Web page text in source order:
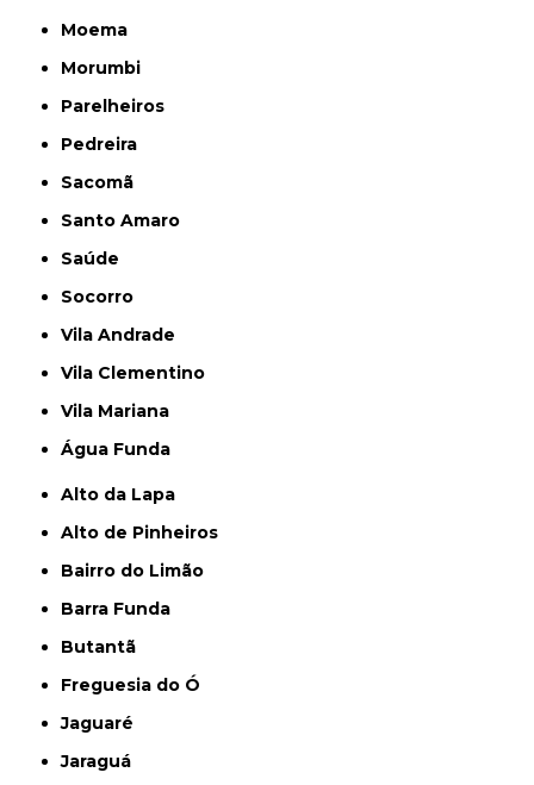
Moema
Morumbi
Parelheiros
Pedreira
Sacomã
Santo Amaro
Saúde
Socorro
Vila Andrade
Vila Clementino
Vila Mariana
Água Funda
Alto da Lapa
Alto de Pinheiros
Bairro do Limão
Barra Funda
Butantã
Freguesia do Ó
Jaguaré
Jaraguá